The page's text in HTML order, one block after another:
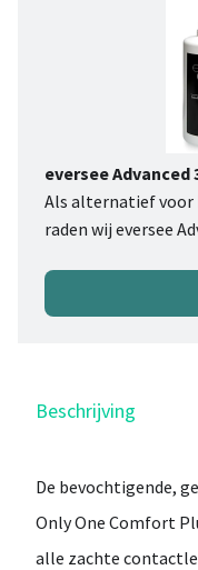
eversee Advanced
Als alternatief voor
raden wij eversee
Beschrijving
De bevochtigende,
Only One Comfort
alle zachte